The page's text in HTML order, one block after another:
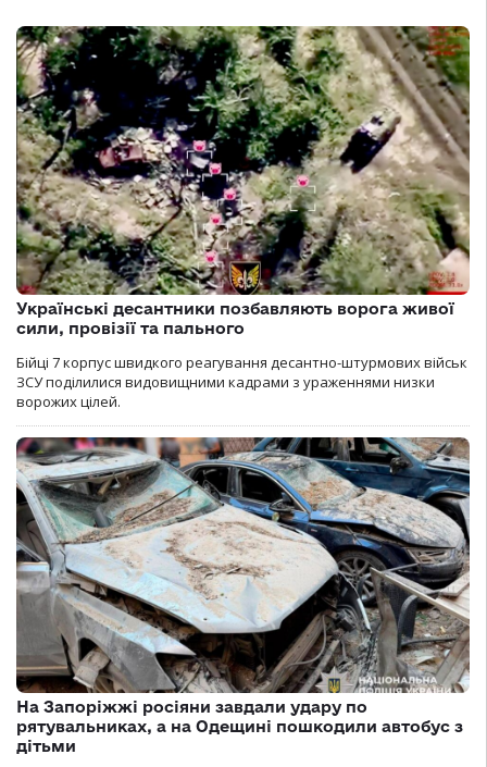
Українські десантники позбавляють ворога живої
сили, провізії та пального
Бійці 7 корпус швидкого реагування десантно-штурмових військ
ЗСУ поділилися видовищними кадрами з ураженнями низки
ворожих цілей.
На Запоріжжі росіяни завдали удару по
рятувальниках, а на Одещині пошкодили автобус з
дітьми